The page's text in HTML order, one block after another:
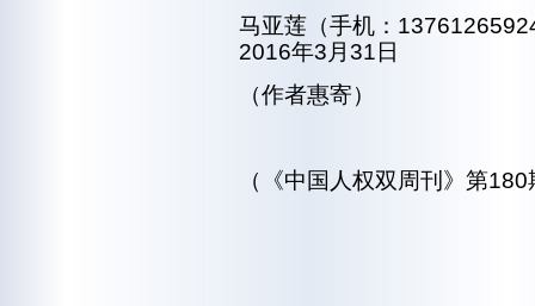
马亚莲（手机：
2016年3月31日
（作者惠寄）
（《中国人权双周刊》第